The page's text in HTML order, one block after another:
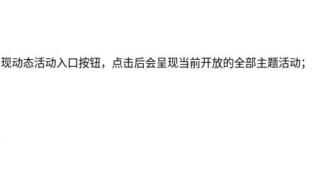
动态活动入口按钮，点击后会呈现当前开放的全部主题活动；